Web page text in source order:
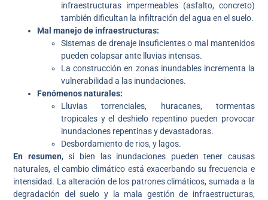
infraestructuras impermeables (asfalto, concreto)
también dificultan la infiltración del agua en el suelo.
Mal manejo de infraestructuras:
Sistemas de drenaje insuficientes o mal mantenidos
pueden colapsar ante lluvias intensas.
La construcción en zonas inundables incrementa la
vulnerabilidad a las inundaciones.
Fenómenos naturales:
Lluvias torrenciales, huracanes, tormentas
tropicales y el deshielo repentino pueden provocar
inundaciones repentinas y devastadoras.
Desbordamiento de rios, y lagos.
En resumen, si bien las inundaciones pueden tener causas
naturales, el cambio climático está exacerbando su frecuencia e
intensidad. La alteración de los patrones climáticos, sumada a la
degradación del suelo y la mala gestión de infraestructuras,